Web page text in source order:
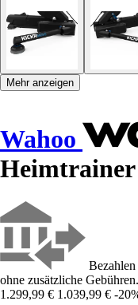
Mehr anzeigen
Wahoo
ohne zusätzliche Gebühren.
1.299,99 € 1.039,99 € -